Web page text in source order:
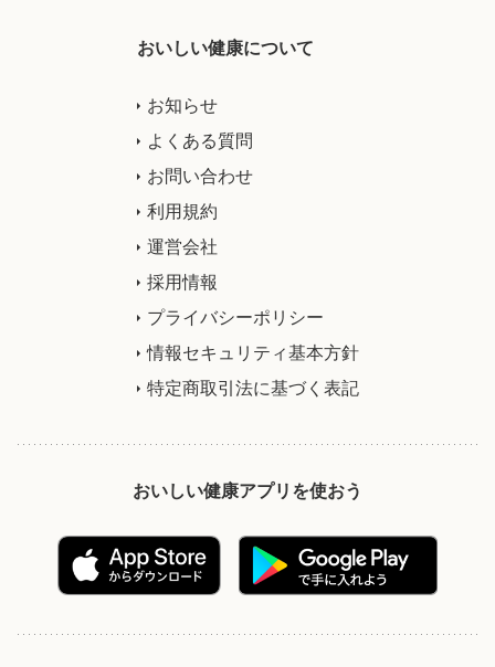
おいしい健康について
お知らせ
よくある質問
お問い合わせ
利用規約
運営会社
採用情報
プライバシーポリシー
情報セキュリティ基本方針
特定商取引法に基づく表記
おいしい健康アプリを使おう